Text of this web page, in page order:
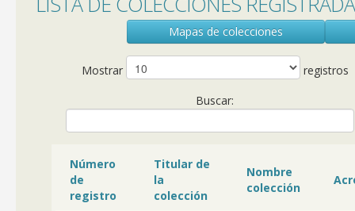
Mapas de colecciones
Mostrar registros
Buscar:
Número
de
registro
Titular de
la
colección
Nombre
colección